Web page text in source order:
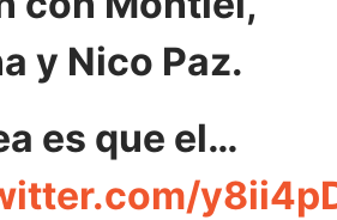
y Nico Paz.
es que el…